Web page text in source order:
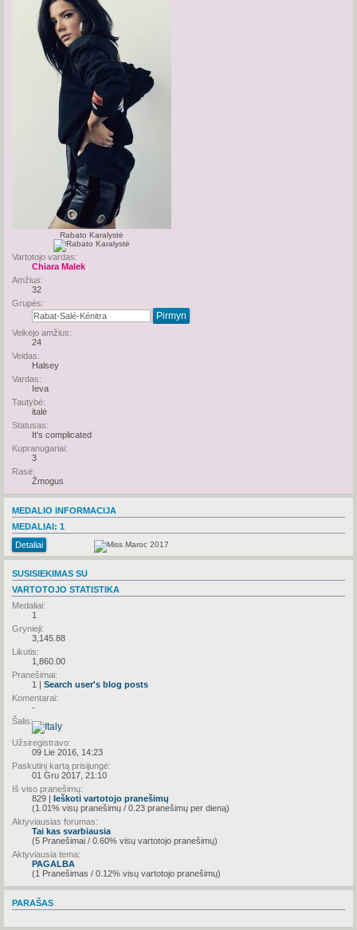
Rabato Karalystė
Vartotojo vardas:
Chiara Malek
Amžius:
32
Grupės:
Veikėjo amžius:
24
Veidas:
Halsey
Vardas:
Ieva
Tautybė:
italė
Statusas:
It's complicated
Kupranugariai:
3
Rasė:
Žmogus
MEDALIO INFORMACIJA
MEDALIAI: 1
SUSISIEKIMAS SU
VARTOTOJO STATISTIKA
Medaliai:
1
Grynieji:
3,145.88
Likutis:
1,860.00
Pranešimai:
1 | Search user's blog posts
Komentarai:
-
Šalis:
Užsiregistravo:
09 Lie 2016, 14:23
Paskutinį kartą prisijungė:
01 Gru 2017, 21:10
Iš viso pranešimų:
829 | Ieškoti vartotojo pranešimų
(1.01% visų pranešimų / 0.23 pranešimų per dieną)
Aktyviausias forumas:
Tai kas svarbiausia
(5 Pranešimai / 0.60% visų vartotojo pranešimų)
Aktyviausia tema:
PAGALBA
(1 Pranešimas / 0.12% visų vartotojo pranešimų)
PARAŠAS